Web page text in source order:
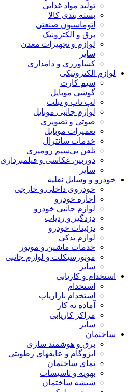
تولید مواد غذایی
بسته بندی کالا
اتوماسیون صنعتی
برق و الکترونیک
لوازم و تجهیزات معدن
سایر
کشاورزی و دامداری
لوازم الکترونیکی
سیم کارت
گوشی موبایل
لپ تاپ و تبلت
لوازم جانبی موبایل
صوتی و تصویری
تعمیرات موبایل
خدمات سانترال
تلفن بی‌سیم رومیزی
دوربین عکاسی و فیلمبرداری
سایر
خودرو و وسایل نقلیه
خودروی داخلی و خارجی
اجاره خودرو
لوازم جانبی خودرو
دزدگیر و ردیاب
تزئینات خودرو
لوازم یدکی
خدمات ماشین و موتور
موتورسیکلت و لوازم جانبی
سایر
استخدام و کاریابی
استخدام
استخدام بازاریاب
آماده به کار
مراکز کاریابی
سایر
ساختمان
برق و هوشمند سازی
ایزوگام و عایقهای رطوبتی
نمای ساختمان
تهویه و تاسیسات
شیشه ساختمان